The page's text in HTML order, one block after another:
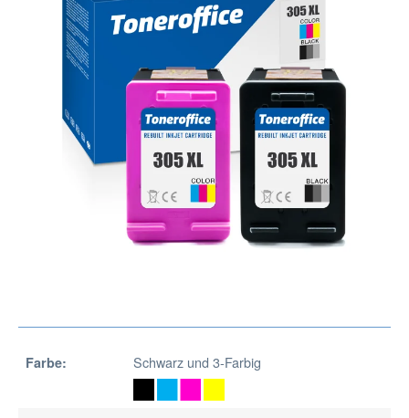
Farbe: Schwarz und 3-Farbig